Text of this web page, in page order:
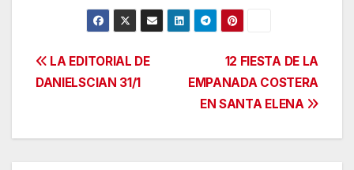
Navegación
entradas
12 FIESTA DE LA
EMPANADA COSTERA
EN SANTA ELENA
LA EDITORIAL DE
DANIELSCIAN 31/1